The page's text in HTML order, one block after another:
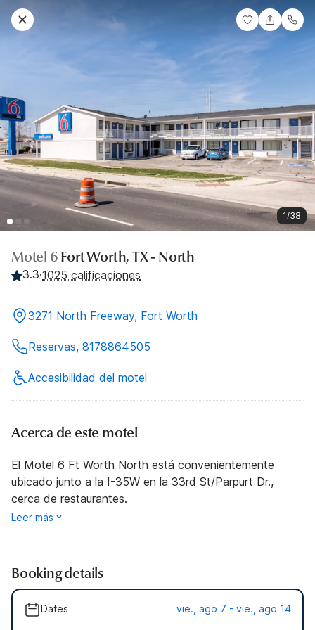
1/38
Motel 6 Fort Worth, TX - North
3.3·1025 calificaciones
3271 North Freeway, Fort Worth
Reservas, 8178864505
Accesibilidad del motel
Acerca de este motel
El Motel 6 Ft Worth North está convenientemente
ubicado junto a la I-35W en la 33rd St/Parpurt Dr.,
cerca de restaurantes.
Leer más
Booking details
Dates vie., ago 7 - vie., ago 14